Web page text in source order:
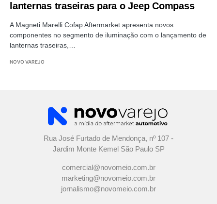
lanternas traseiras para o Jeep Compass
A Magneti Marelli Cofap Aftermarket apresenta novos
componentes no segmento de iluminação com o lançamento de
lanternas traseiras,…
NOVO VAREJO
Rua José Furtado de Mendonça, nº 107 -
Jardim Monte Kemel São Paulo SP
comercial@novomeio.com.br
marketing@novomeio.com.br
jornalismo@novomeio.com.br